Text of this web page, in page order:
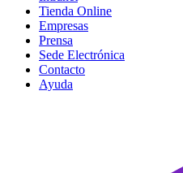
Tienda Online
Empresas
Prensa
Sede Electrónica
Contacto
Ayuda